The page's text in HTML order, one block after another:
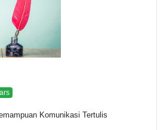
Komunikasi Tertulis